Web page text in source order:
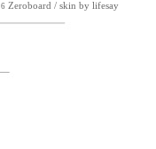
Zeroboard / skin by lifesay